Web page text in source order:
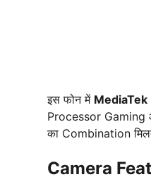
इस फोन में
Processor Gaming
का Combination
Camera